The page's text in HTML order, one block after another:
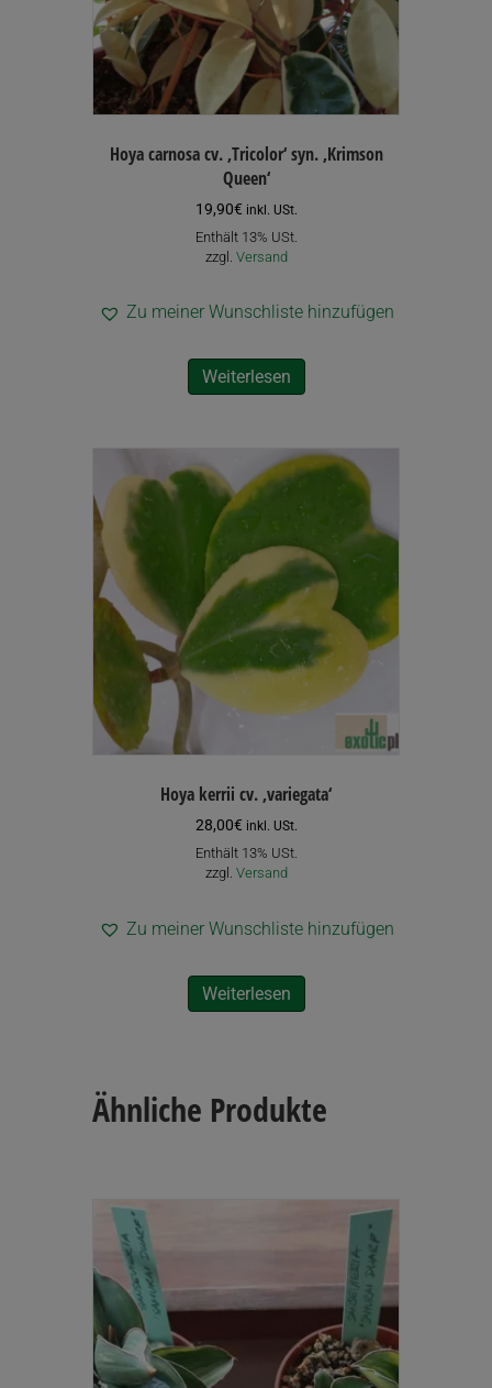
Hoya carnosa cv. ‚Tricolor‘ syn. ‚Krimson
Queen‘
19,90€ inkl. USt.
Enthält 13% USt.
zzgl. Versand
Zu meiner Wunschliste hinzufügen
Weiterlesen
Hoya kerrii cv. ‚variegata‘
28,00€ inkl. USt.
Enthält 13% USt.
zzgl. Versand
Zu meiner Wunschliste hinzufügen
Weiterlesen
Ähnliche Produkte